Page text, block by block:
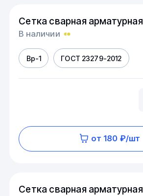
Сетка сварная арматурная
В наличии
Вр-1 ГОСТ 23279-2012
от 180 ₽/шт
Сетка сварная арматурная